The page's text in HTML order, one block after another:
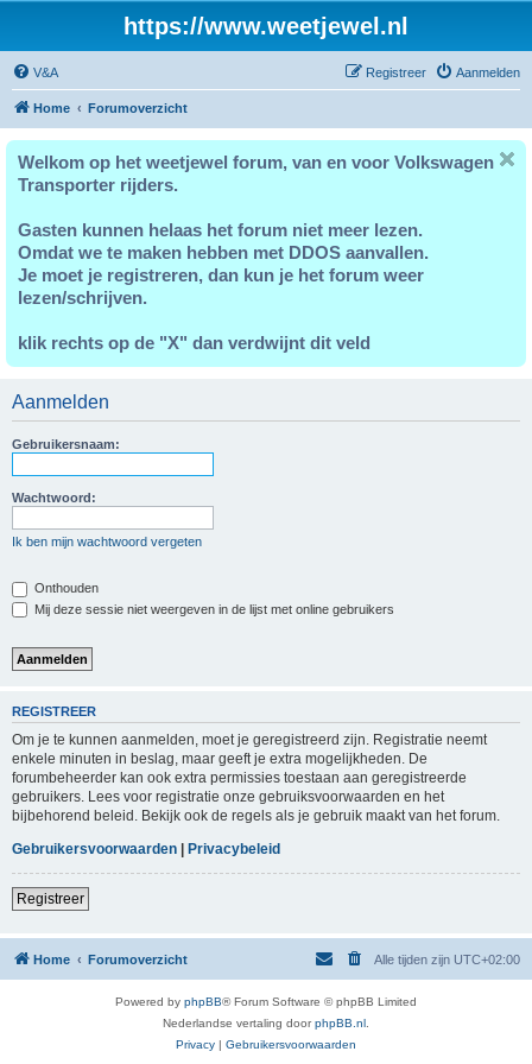
https://www.weetjewel.nl
V&A Aanmelden
Registreer
Home Forumoverzicht
Welkom op het weetjewel forum, van en voor Volkswagen
Transporter rijders.
Gasten kunnen helaas het forum niet meer lezen.
Omdat we te maken hebben met DDOS aanvallen.
Je moet je registreren, dan kun je het forum weer
lezen/schrijven.
klik rechts op de "X" dan verdwijnt dit veld
Aanmelden
Gebruikersnaam:
Wachtwoord:
Ik ben mijn wachtwoord vergeten
Onthouden
Mij deze sessie niet weergeven in de lijst met online gebruikers
REGISTREER
Om je te kunnen aanmelden, moet je geregistreerd zijn. Registratie neemt
enkele minuten in beslag, maar geeft je extra mogelijkheden. De
forumbeheerder kan ook extra permissies toestaan aan geregistreerde
gebruikers. Lees voor registratie onze gebruiksvoorwaarden en het
bijbehorend beleid. Bekijk ook de regels als je gebruik maakt van het forum.
Gebruikersvoorwaarden | Privacybeleid
Registreer
Home Forumoverzicht Alle tijden zijn UTC+02:00
Powered by phpBB® Forum Software © phpBB Limited
Nederlandse vertaling doorphpBB.nl
Privacy | Gebruikersvoorwaarden